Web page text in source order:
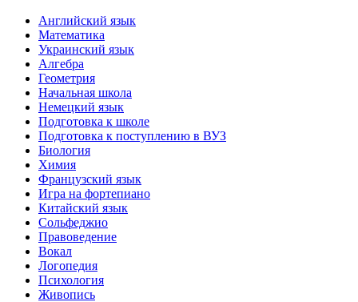
Английский язык
Математика
Украинский язык
Алгебра
Геометрия
Начальная школа
Немецкий язык
Подготовка к школе
Подготовка к поступлению в ВУЗ
Биология
Химия
Французский язык
Игра на фортепиано
Китайский язык
Сольфеджио
Правоведение
Вокал
Логопедия
Психология
Живопись